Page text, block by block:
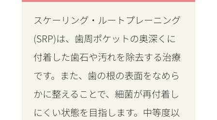
スケーリング・ルートプレーニング
(SRP)は、歯周ポケットの奥深くに
付着した歯石や汚れを除去する治療
です。また、歯の根の表面をなめら
かに整えることで、細菌が再付着し
にくい状態を目指します。中等度以